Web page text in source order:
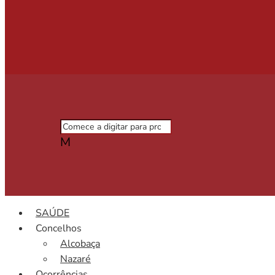
M
SAÚDE
Concelhos
Alcobaça
Nazaré